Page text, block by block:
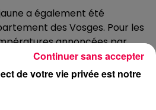
a également été
des Vosges. Pour les
annoncées par
ou égales à -5°.
Valérie Michel-Moreaux,
le niveau de vigilance
Il sera revu en fonction de
de votre vie privée est notre
Continuer sans accepter